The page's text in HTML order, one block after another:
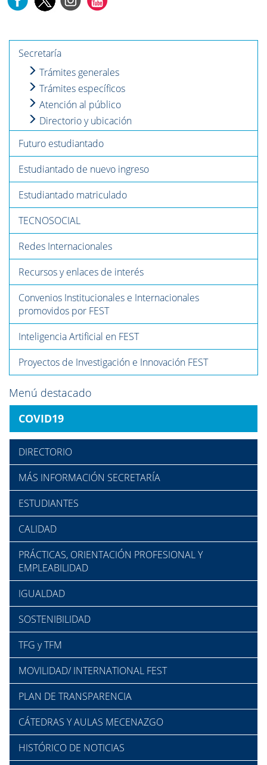
Secretaría
Trámites generales
Trámites específicos
Atención al público
Directorio y ubicación
Futuro estudiantado
Estudiantado de nuevo ingreso
Estudiantado matriculado
TECNOSOCIAL
Redes Internacionales
Recursos y enlaces de interés
Convenios Institucionales e Internacionales
promovidos por FEST
Inteligencia Artificial en FEST
Proyectos de Investigación e Innovación FEST
Menú destacado
COVID19
DIRECTORIO
MÁS INFORMACIÓN SECRETARÍA
ESTUDIANTES
CALIDAD
PRÁCTICAS, ORIENTACIÓN PROFESIONAL Y
EMPLEABILIDAD
IGUALDAD
SOSTENIBILIDAD
TFG y TFM
MOVILIDAD/ INTERNATIONAL FEST
PLAN DE TRANSPARENCIA
CÁTEDRAS Y AULAS MECENAZGO
HISTÓRICO DE NOTICIAS